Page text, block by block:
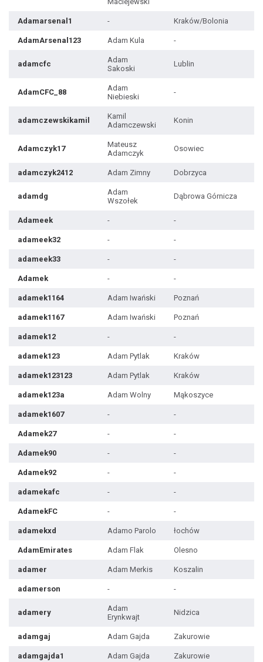
Adamarsenal1 - Kraków/Bolonia
AdamArsenal123 Adam Kula -
adamcfc
Adam
Sakoski
Lublin
AdamCFC_88
Adam
Niebieski
-
adamczewskikamil
Kamil
Adamczewski
Konin
Adamczyk17
Mateusz
Adamczyk
Osowiec
adamczyk2412 Adam Zimny Dobrzyca
adamdg
Adam
Wszołek
Dąbrowa Górnicza
Adameek - -
adameek32 - -
adameek33 - -
Adamek - -
adamek1164 Adam Iwański Poznań
adamek1167 Adam Iwański Poznań
adamek12 - -
adamek123 Adam Pytlak Kraków
adamek123123 Adam Pytlak Kraków
adamek123a Adam Wolny Mąkoszyce
adamek1607 - -
Adamek27 - -
Adamek90 - -
Adamek92 - -
adamekafc - -
AdamekFC - -
adamekxd Adamo Parolo łochów
AdamEmirates Adam Flak Olesno
adamer Adam Merkis Koszalin
adamerson - -
adamery
Adam
Erynkwajt
Nidzica
adamgaj Adam Gajda Zakurowie
adamgajda1 Adam Gajda Zakurowie